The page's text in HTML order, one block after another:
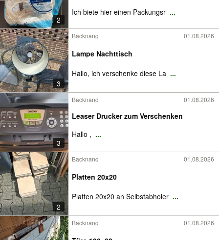
2
Ich biete hier einen Packungsr ...
3
Backnang 01.08.2026
Lampe Nachttisch
Hallo, ich verschenke diese La ...
3
Backnang 01.08.2026
Leaser Drucker zum Verschenken
Hallo , ...
2
Backnang 01.08.2026
Platten 20x20
Platten 20x20 an Selbstabholer ...
Backnang 01.08.2026